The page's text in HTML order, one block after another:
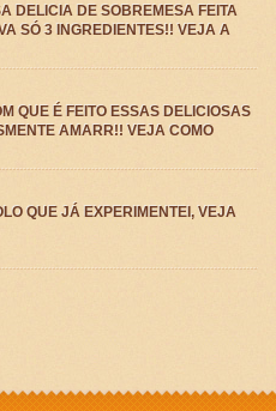
DELICIA DE SOBREMESA FEITA
SÓ 3 INGREDIENTES!! VEJA A
QUE É FEITO ESSAS DELICIOSAS
AMARR!! VEJA COMO
QUE JÁ EXPERIMENTEI, VEJA